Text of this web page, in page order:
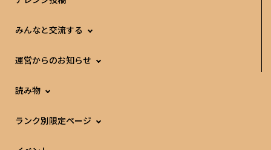
みんなと交流する
運営からのお知らせ
読み物
ランク別限定ページ